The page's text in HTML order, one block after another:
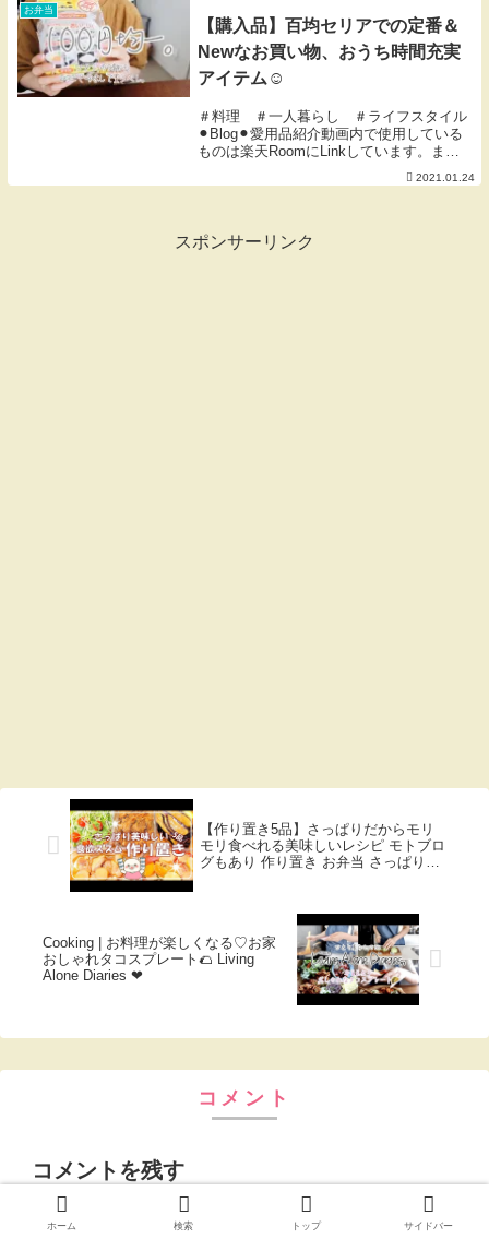
お弁当
【購入品】百均セリアでの定番＆
Newなお買い物、おうち時間充実
アイテム☺︎
＃料理 ＃一人暮らし ＃ライフスタイル
⚫︎Blog⚫︎愛用品紹介動画内で使用している
ものは楽天RoomにLinkしています。また
私の購入検討品やオススメなどアンテナに
かかったものをLinkしているお買い物メモ
2021.01.24
スポンサーリンク
【作り置き5品】さっぱりだからモリ
モリ食べれる美味しいレシピ モトブロ
グもあり 作り置き お弁当 さっぱりレ
Cooking | お料理が楽しくなる♡お家
おしゃれタコスプレート🌮 Living
Alone Diaries ❤︎
コメント
コメントを残す
ホーム 検索 トップ サイドバー